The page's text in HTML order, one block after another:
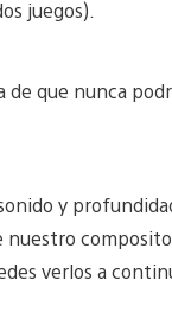
juegos).
que nunca
y
nuestro
verlos a